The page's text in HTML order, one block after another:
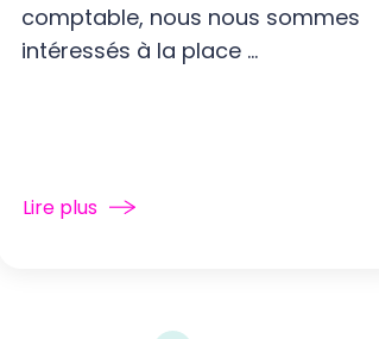
comptable, nous nous sommes
intéressés à la place ...
Lire plus